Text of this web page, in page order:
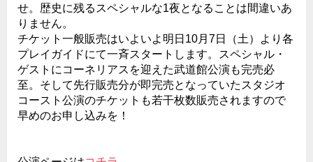
せ。歴史に残るスペシャルな1夜となることは間違いあ
りません。
チケット一般販売はいよいよ明日10月7日（土）より各
プレイガイドにて一斉スタートします。スペシャル・
ゲストにコーネリアスを迎えた武道館公演も完売必
至。そして先行販売分が即完売となっていたスタジオ
コースト公演のチケットも若干枚数販売されますので
早めのお申し込みを！